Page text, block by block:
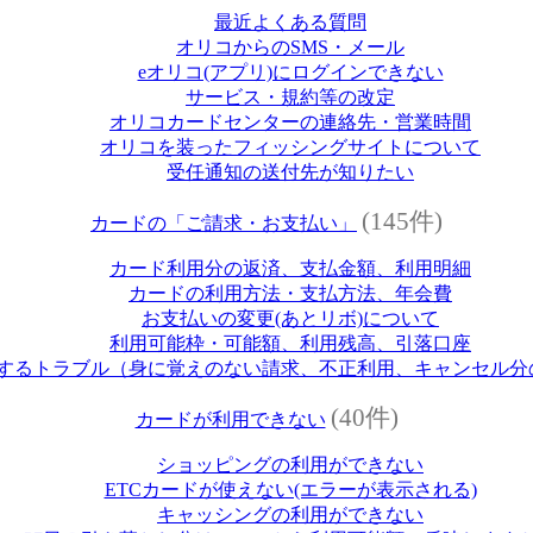
最近よくある質問
オリコからのSMS・メール
eオリコ(アプリ)にログインできない
サービス・規約等の改定
オリコカードセンターの連絡先・営業時間
オリコを装ったフィッシングサイトについて
受任通知の送付先が知りたい
カードの「ご請求・お支払い」 (145件)
カード利用分の返済、支払金額、利用明細
カードの利用方法・支払方法、年会費
お支払いの変更(あとリボ)について
利用可能枠・可能額、利用残高、引落口座
るトラブル（身に覚えのない請求、不正利用、キャンセル
カードが利用できない (40件)
ショッピングの利用ができない
ETCカードが使えない(エラーが表示される)
キャッシングの利用ができない